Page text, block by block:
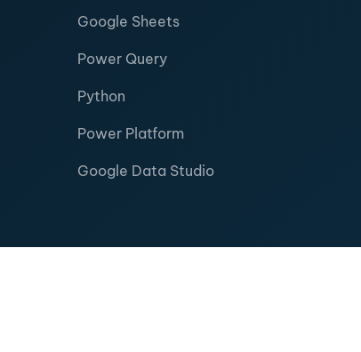
Google Sheets
Power Query
Python
Power Platform
Google Data Studio